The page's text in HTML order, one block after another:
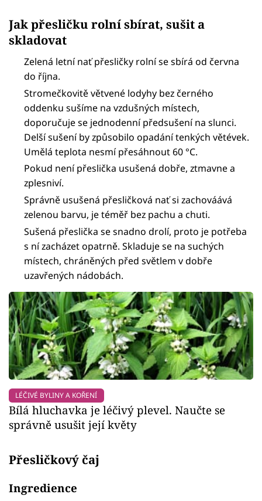
Jak přesličku rolní sbírat, sušit a
skladovat
Zelená letní nať přesličky rolní se sbírá od června
do října.
Stromečkovitě větvené lodyhy bez černého
oddenku sušíme na vzdušných místech,
doporučuje se jednodenní předsušení na slunci.
Delší sušení by způsobilo opadání tenkých větévek.
Umělá teplota nesmí přesáhnout 60 °C.
Pokud není přeslička usušená dobře, ztmavne a
zplesniví.
Správně usušená přesličková nať si zachováává
zelenou barvu, je téměř bez pachu a chuti.
Sušená přeslička se snadno drolí, proto je potřeba
s ní zacházet opatrně. Skladuje se na suchých
místech, chráněných před světlem v dobře
uzavřených nádobách.
LÉČIVÉ BYLINY A KOŘENÍ
Bílá hluchavka je léčivý plevel. Naučte se
správně usušit její květy
Přesličkový čaj
Ingredience